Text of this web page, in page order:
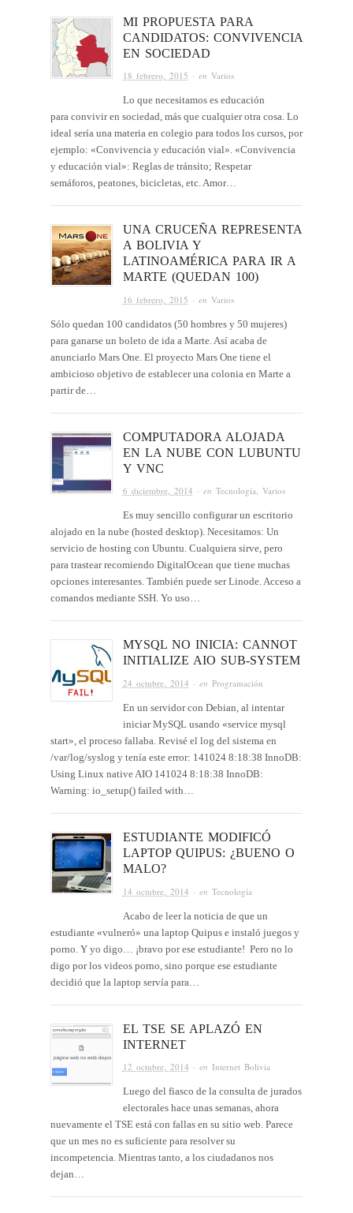
MI PROPUESTA PARA
CANDIDATOS: CONVIVENCIA
EN SOCIEDAD
18 febrero, 2015 · en Varios
Lo que necesitamos es educación
para convivir en sociedad, más que cualquier otra cosa. Lo
ideal sería una materia en colegio para todos los cursos, por
ejemplo: «Convivencia y educación vial». «Convivencia
y educación vial»: Reglas de tránsito; Respetar
semáforos, peatones, bicicletas, etc. Amor…
UNA CRUCEÑA REPRESENTA
A BOLIVIA Y
LATINOAMÉRICA PARA IR A
MARTE (QUEDAN 100)
16 febrero, 2015 · en Varios
Sólo quedan 100 candidatos (50 hombres y 50 mujeres)
para ganarse un boleto de ida a Marte. Así acaba de
anunciarlo Mars One. El proyecto Mars One tiene el
ambicioso objetivo de establecer una colonia en Marte a
partir de…
COMPUTADORA ALOJADA
EN LA NUBE CON LUBUNTU
Y VNC
6 diciembre, 2014 · en Tecnología, Varios
Es muy sencillo configurar un escritorio
alojado en la nube (hosted desktop). Necesitamos: Un
servicio de hosting con Ubuntu. Cualquiera sirve, pero
para trastear recomiendo DigitalOcean que tiene muchas
opciones interesantes. También puede ser Linode. Acceso a
comandos mediante SSH. Yo uso…
MYSQL NO INICIA: CANNOT
INITIALIZE AIO SUB-SYSTEM
24 octubre, 2014 · en Programación
En un servidor con Debian, al intentar
iniciar MySQL usando «service mysql
start», el proceso fallaba. Revisé el log del sistema en
/var/log/syslog y tenía este error: 141024 8:18:38 InnoDB:
Using Linux native AIO 141024 8:18:38 InnoDB:
Warning: io_setup() failed with…
ESTUDIANTE MODIFICÓ
LAPTOP QUIPUS: ¿BUENO O
MALO?
14 octubre, 2014 · en Tecnología
Acabo de leer la noticia de que un
estudiante «vulneró» una laptop Quipus e instaló juegos y
porno. Y yo digo… ¡bravo por ese estudiante! Pero no lo
digo por los videos porno, sino porque ese estudiante
decidió que la laptop servía para…
EL TSE SE APLAZÓ EN
INTERNET
12 octubre, 2014 · en Internet Bolivia
Luego del fiasco de la consulta de jurados
electorales hace unas semanas, ahora
nuevamente el TSE está con fallas en su sitio web. Parece
que un mes no es suficiente para resolver su
incompetencia. Mientras tanto, a los ciudadanos nos
dejan…